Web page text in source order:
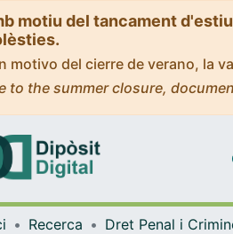
motiu del tancament
motivo del cierre de verano, la
to the summer closure,
Recerca